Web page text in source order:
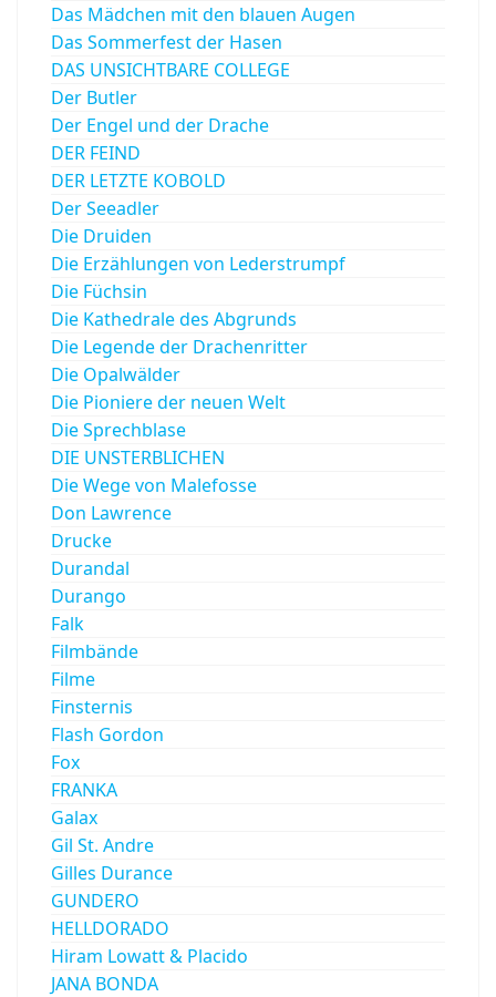
Das Mädchen mit den blauen Augen
Das Sommerfest der Hasen
DAS UNSICHTBARE COLLEGE
Der Butler
Der Engel und der Drache
DER FEIND
DER LETZTE KOBOLD
Der Seeadler
Die Druiden
Die Erzählungen von Lederstrumpf
Die Füchsin
Die Kathedrale des Abgrunds
Die Legende der Drachenritter
Die Opalwälder
Die Pioniere der neuen Welt
Die Sprechblase
DIE UNSTERBLICHEN
Die Wege von Malefosse
Don Lawrence
Drucke
Durandal
Durango
Falk
Filmbände
Filme
Finsternis
Flash Gordon
Fox
FRANKA
Galax
Gil St. Andre
Gilles Durance
GUNDERO
HELLDORADO
Hiram Lowatt & Placido
JANA BONDA